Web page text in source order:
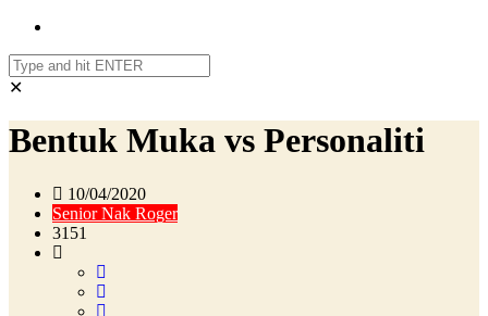
✕
Bentuk Muka vs Personaliti
10/04/2020
Senior Nak Roger
3151